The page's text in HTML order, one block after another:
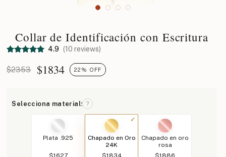
Collar de Identificación con Escritura
4.9 (10 reviews)
$2353 $1834 22% OFF
Selecciona material: ?
Plata .925
$1627
Chapado en Oro
24K
$1834
Chapado en oro
rosa
$1886